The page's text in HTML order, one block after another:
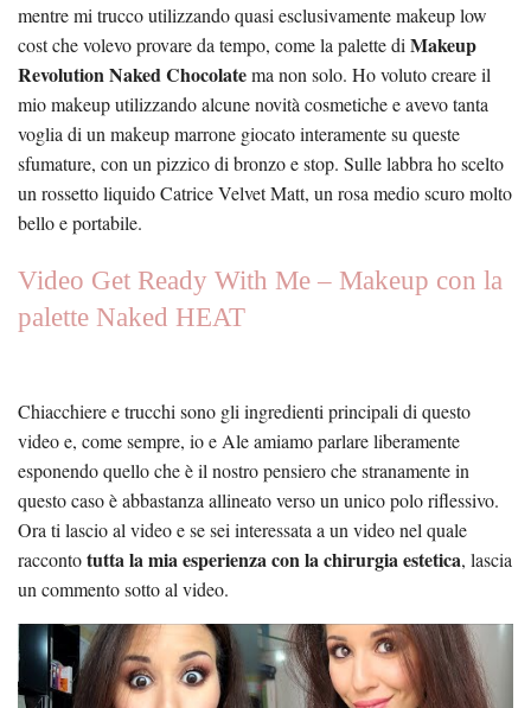
mentre mi trucco utilizzando quasi esclusivamente makeup low
cost che volevo provare da tempo, come la palette di Makeup
Revolution Naked Chocolatema non solo. Ho voluto creare il
mio makeup utilizzando alcune novità cosmetiche e avevo tanta
voglia di un makeup marrone giocato interamente su queste
sfumature, con un pizzico di bronzo e stop. Sulle labbra ho scelto
un rossetto liquido Catrice Velvet Matt, un rosa medio scuro molto
bello e portabile.
Video Get Ready With Me – Makeup con la
palette Naked HEAT
Chiacchiere e trucchi sono gli ingredienti principali di questo
video e, come sempre, io e Ale amiamo parlare liberamente
esponendo quello che è il nostro pensiero che stranamente in
questo caso è abbastanza allineato verso un unico polo riflessivo.
Ora ti lascio al video e se sei interessata a un video nel quale
raccontotutta la mia esperienza con la chirurgia estetica, lascia
un commento sotto al video.